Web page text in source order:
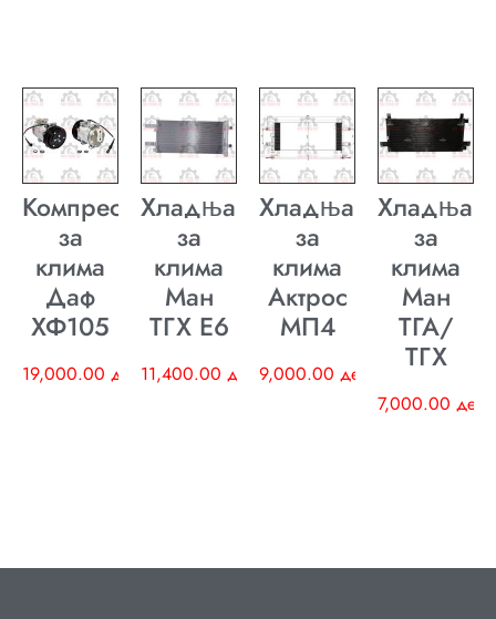
Компресор
за
клима
Даф
ХФ105
19,000.00 ден
Хладњак
за
клима
Ман
ТГХ E6
11,400.00 ден
Хладњак
за
клима
Актрос
МП4
9,000.00 ден
Хладњак
за
клима
Ман
ТГА/
ТГХ
7,000.00 ден